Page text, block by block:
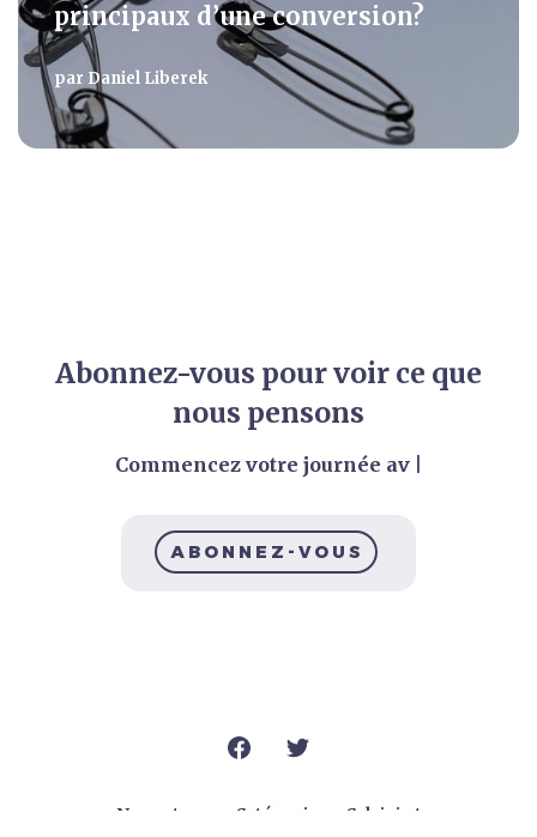
principaux d’une conversion?
par Daniel Liberek
Abonnez-vous pour voir ce que
nous pensons
Commencez votre journée ave
ABONNEZ-VOUS
Nos auteurs Catégories Calvini.st